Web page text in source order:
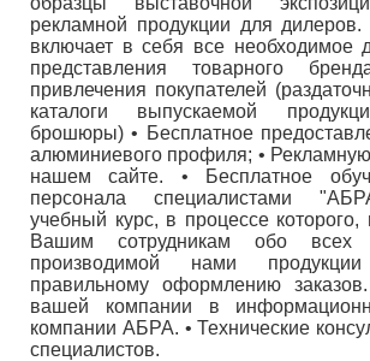
рекламной продукции для
включает в себя все необходимое
представления товарного
привлечения покупателей
каталоги выпускаемой
брошюры) • Бесплатное
алюминиевого профиля; •
нашем сайте. • Бесплатное
персонала специалистами
учебный курс, в процессе
Вашим сотрудникам обо всех
производимой нами
правильному оформлению
вашей компании в
компании АБРА. • Технические
специалистов.